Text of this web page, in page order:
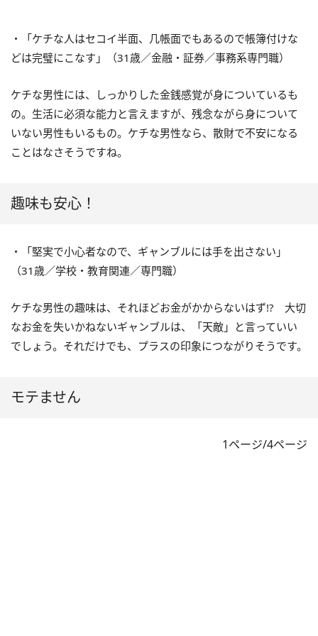
・「ケチな人はセコイ半面、几帳面でもあるので帳簿付けな
どは完璧にこなす」（31歳／金融・証券／事務系専門職）
ケチな男性には、しっかりした金銭感覚が身についているも
の。生活に必須な能力と言えますが、残念ながら身について
いない男性もいるもの。ケチな男性なら、散財で不安になる
ことはなさそうですね。
趣味も安心！
・「堅実で小心者なので、ギャンブルには手を出さない」
（31歳／学校・教育関連／専門職）
ケチな男性の趣味は、それほどお金がかからないはず!? 大切
なお金を失いかねないギャンブルは、「天敵」と言っていい
でしょう。それだけでも、プラスの印象につながりそうです。
モテません
1ページ/4ページ